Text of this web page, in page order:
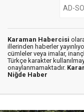
Karaman Habercisi
illerinden haberler
cümleler veya imalar,
Türkçe karakter
onaylanmamaktadır.
Niğde Haber